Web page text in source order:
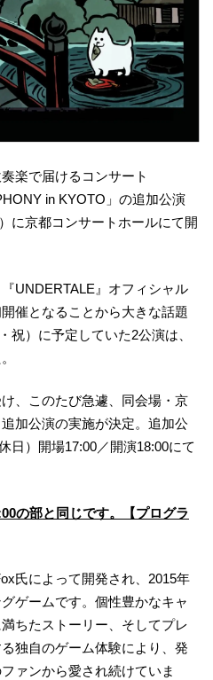
楽で届けるコンサート
in KYOTO」の追加公演
に京都コンサートホールにて開
UNDERTALE』オフィシャル
催となることから大きな話題
祝）に予定していた2公演は、
、このたび急遽、同会場・京
加公演の実施が決定。追加公
日）開場17:00／開演18:00にて
の部と同じです。【プログラ
氏によって開発され、2015年
ゲームです。個性豊かなキャ
ちたストーリー、そしてプレ
独自のゲーム体験により、発
ァンから愛され続けていま